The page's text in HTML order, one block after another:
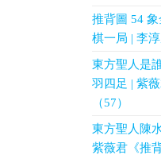
推背圖 54
棋一局 | 李
東方聖人是
羽四足 | 紫
（57）
東方聖人陳
紫薇君《推